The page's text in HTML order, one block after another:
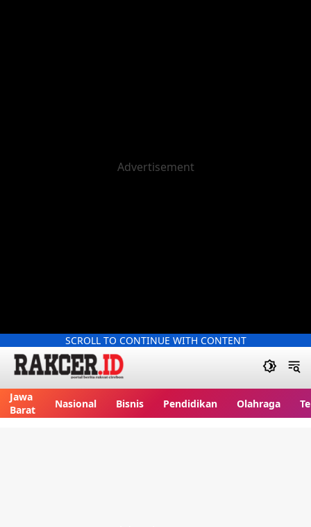
SCROLL TO CONTINUE WITH CONTENT
Jawa
Barat
Nasional Bisnis Pendidikan Olahraga